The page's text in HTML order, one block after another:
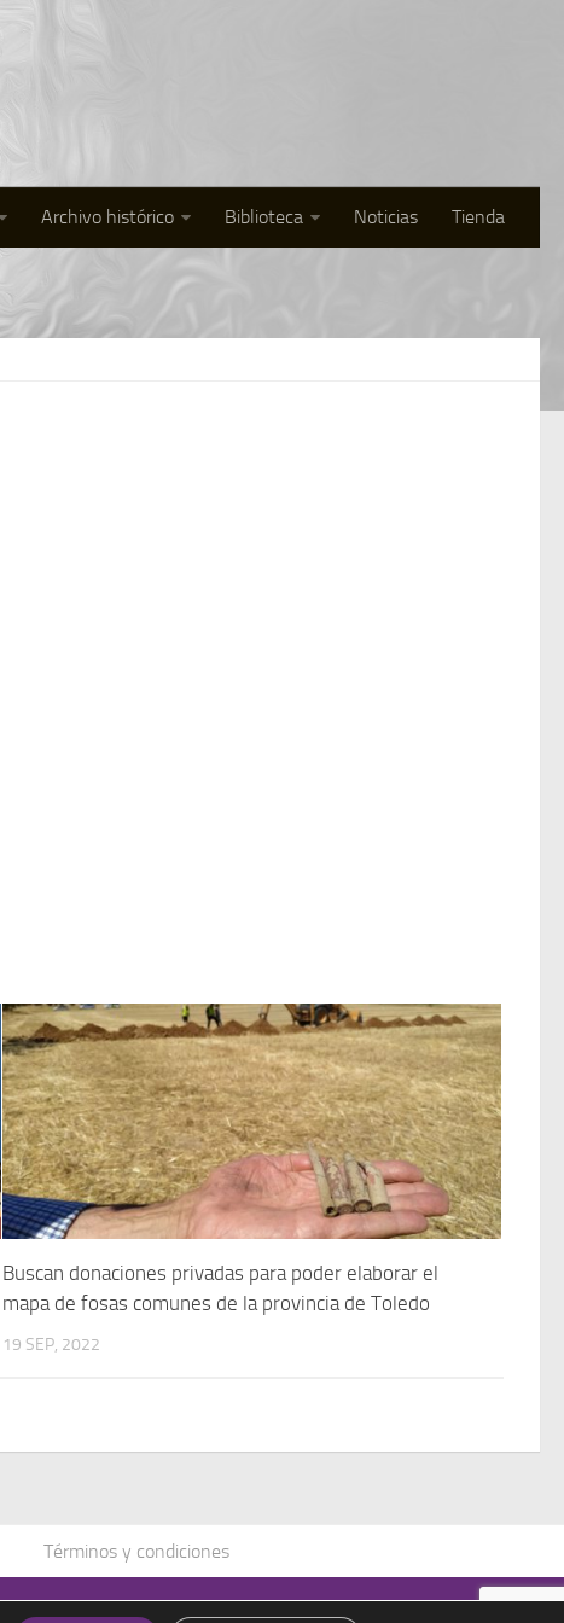
Archivo histórico Biblioteca Noticias Tienda
Buscan donaciones privadas para poder elaborar el
mapa de fosas comunes de la provincia de Toledo
19 SEP, 2022
Términos y condiciones